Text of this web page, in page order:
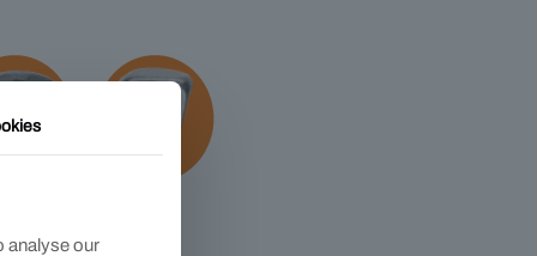
analyse our